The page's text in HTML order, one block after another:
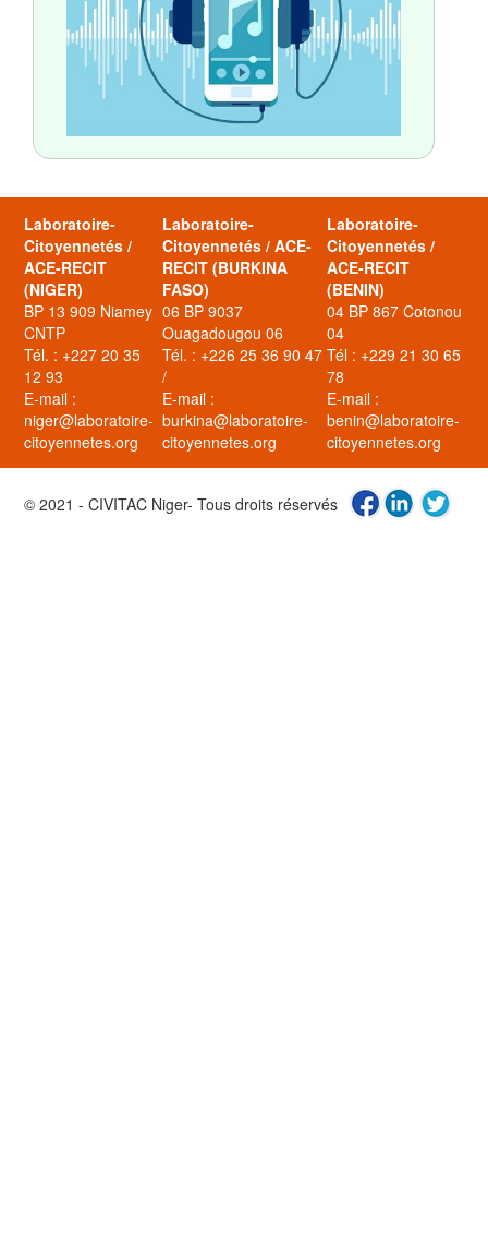
Laboratoire-
Citoyennetés /
ACE-RECIT
(NIGER)
BP 13 909 Niamey
CNTP
Tél. : +227 20 35
12 93
E-mail :
niger@laboratoire-
citoyennetes.org
Laboratoire-
Citoyennetés / ACE-
RECIT (BURKINA
FASO)
06 BP 9037
Ouagadougou 06
Tél. : +226 25 36 90 47
/
E-mail :
burkina@laboratoire-
citoyennetes.org
Laboratoire-
Citoyennetés /
ACE-RECIT
(BENIN)
04 BP 867 Cotonou
04
Tél : +229 21 30 65
78
E-mail :
benin@laboratoire-
citoyennetes.org
© 2021 - CIVITAC Niger- Tous droits réservés